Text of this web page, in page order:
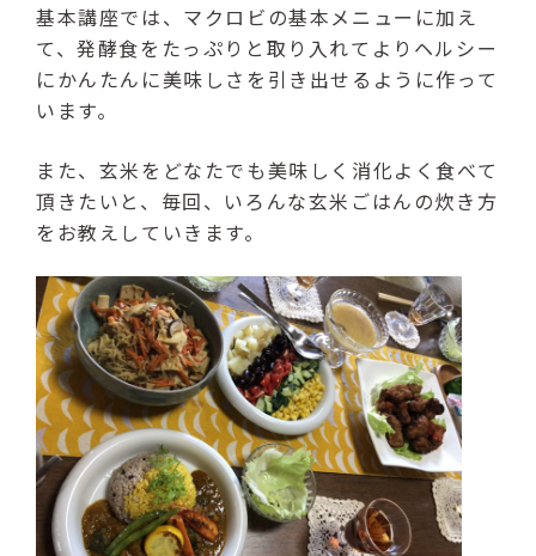
基本講座では、マクロビの基本メニューに加え
て、発酵食をたっぷりと取り入れてよりヘルシー
にかんたんに美味しさを引き出せるように作って
います。
また、玄米をどなたでも美味しく消化よく食べて
頂きたいと、毎回、いろんな玄米ごはんの炊き方
をお教えしていきます。